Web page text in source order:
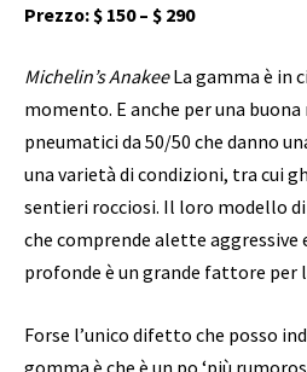
Prezzo: $ 150 – $ 290
Michelin’s AnakeeLa gamma è in
momento. E anche per una
pneumatici da 50/50 che danno
una varietà di condizioni, tra cui
sentieri rocciosi. Il loro modello
che comprende alette aggressive
profonde è un grande fattore per
Forse l’unico difetto che posso
gomma è che è un po ‘più